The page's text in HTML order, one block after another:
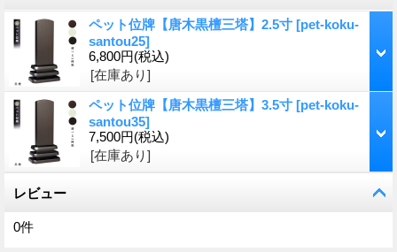
ペット位牌【唐木黒檀三塔】2.5寸 [pet-koku-
santou25]
6,800円(税込)
[在庫あり]
ペット位牌【唐木黒檀三塔】3.5寸 [pet-koku-
santou35]
7,500円(税込)
[在庫あり]
レビュー
0件